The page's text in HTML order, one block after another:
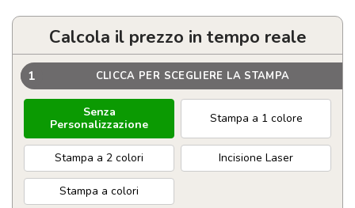
Calcola il prezzo in tempo reale
1 CLICCA PER SCEGLIERE LA STAMPA
Senza
Personalizzazione
Stampa a 1 colore
Stampa a 2 colori Incisione Laser
Stampa a colori